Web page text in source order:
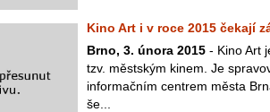
Kino Art i v roce 2015 čekají
Brno, 3. února 2015 - Kino Art
tzv. městským kinem. Je
informačním centrem města
še...